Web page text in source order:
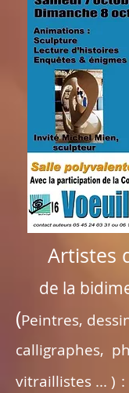
Artistes
de la
(Peintres,
calligraphes,
vitraillistes ... ) :